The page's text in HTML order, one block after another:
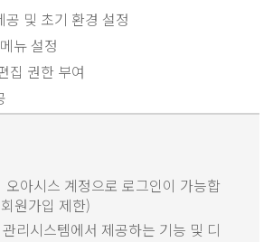
및 초기 환경 설정
뉴 설정
집 권한 부여
오아시스 계정으로 로그인이 가능합
원가입 제한)
리시스템에서 제공하는 기능 및 디